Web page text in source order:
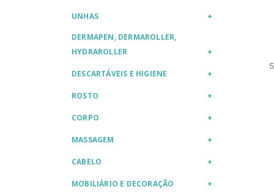
UNHAS
DERMAPEN, DERMAROLLER,
HYDRAROLLER
DESCARTÁVEIS E HIGIENE
ROSTO
CORPO
MASSAGEM
CABELO
MOBILIÁRIO E DECORAÇÃO